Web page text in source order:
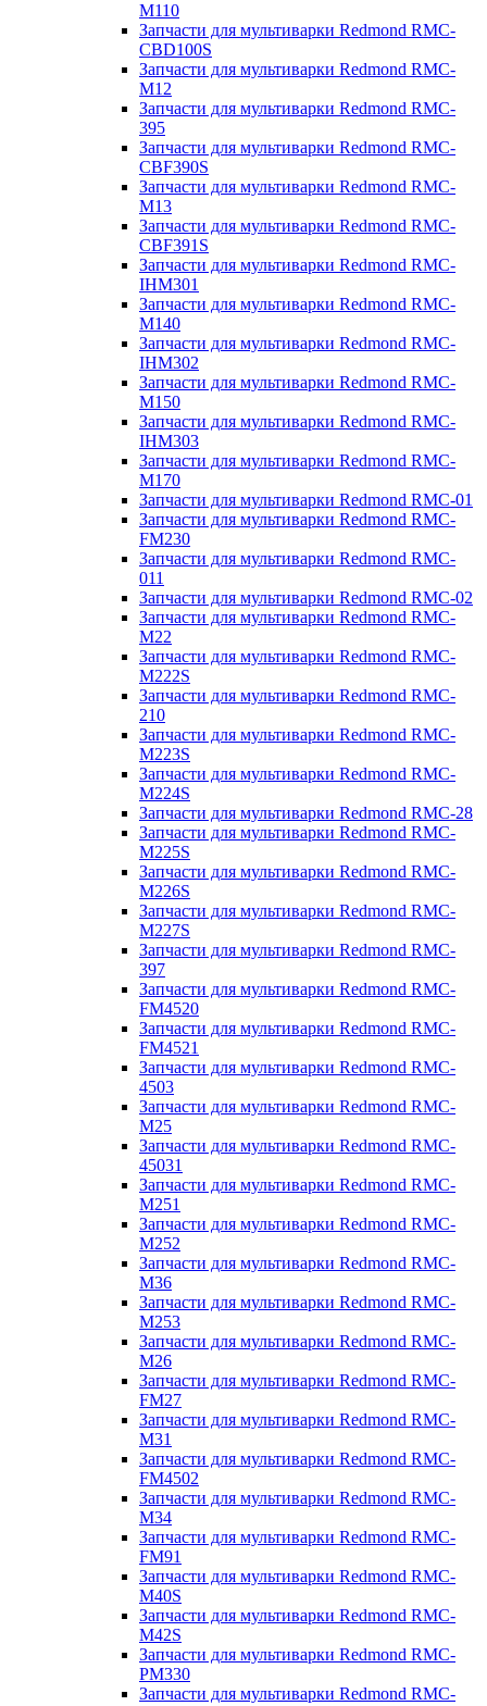
M110
Запчасти для мультиварки Redmond RMC-
CBD100S
Запчасти для мультиварки Redmond RMC-
M12
Запчасти для мультиварки Redmond RMC-
395
Запчасти для мультиварки Redmond RMC-
CBF390S
Запчасти для мультиварки Redmond RMC-
M13
Запчасти для мультиварки Redmond RMC-
CBF391S
Запчасти для мультиварки Redmond RMC-
IHM301
Запчасти для мультиварки Redmond RMC-
M140
Запчасти для мультиварки Redmond RMC-
IHM302
Запчасти для мультиварки Redmond RMC-
M150
Запчасти для мультиварки Redmond RMC-
IHM303
Запчасти для мультиварки Redmond RMC-
M170
Запчасти для мультиварки Redmond RMC-01
Запчасти для мультиварки Redmond RMC-
FM230
Запчасти для мультиварки Redmond RMC-
011
Запчасти для мультиварки Redmond RMC-02
Запчасти для мультиварки Redmond RMC-
M22
Запчасти для мультиварки Redmond RMC-
M222S
Запчасти для мультиварки Redmond RMC-
210
Запчасти для мультиварки Redmond RMC-
M223S
Запчасти для мультиварки Redmond RMC-
M224S
Запчасти для мультиварки Redmond RMC-28
Запчасти для мультиварки Redmond RMC-
M225S
Запчасти для мультиварки Redmond RMC-
M226S
Запчасти для мультиварки Redmond RMC-
M227S
Запчасти для мультиварки Redmond RMC-
397
Запчасти для мультиварки Redmond RMC-
FM4520
Запчасти для мультиварки Redmond RMC-
FM4521
Запчасти для мультиварки Redmond RMC-
4503
Запчасти для мультиварки Redmond RMC-
M25
Запчасти для мультиварки Redmond RMC-
45031
Запчасти для мультиварки Redmond RMC-
M251
Запчасти для мультиварки Redmond RMC-
M252
Запчасти для мультиварки Redmond RMC-
M36
Запчасти для мультиварки Redmond RMC-
M253
Запчасти для мультиварки Redmond RMC-
M26
Запчасти для мультиварки Redmond RMC-
FM27
Запчасти для мультиварки Redmond RMC-
M31
Запчасти для мультиварки Redmond RMC-
FM4502
Запчасти для мультиварки Redmond RMC-
M34
Запчасти для мультиварки Redmond RMC-
FM91
Запчасти для мультиварки Redmond RMC-
M40S
Запчасти для мультиварки Redmond RMC-
M42S
Запчасти для мультиварки Redmond RMC-
PM330
Запчасти для мультиварки Redmond RMC-